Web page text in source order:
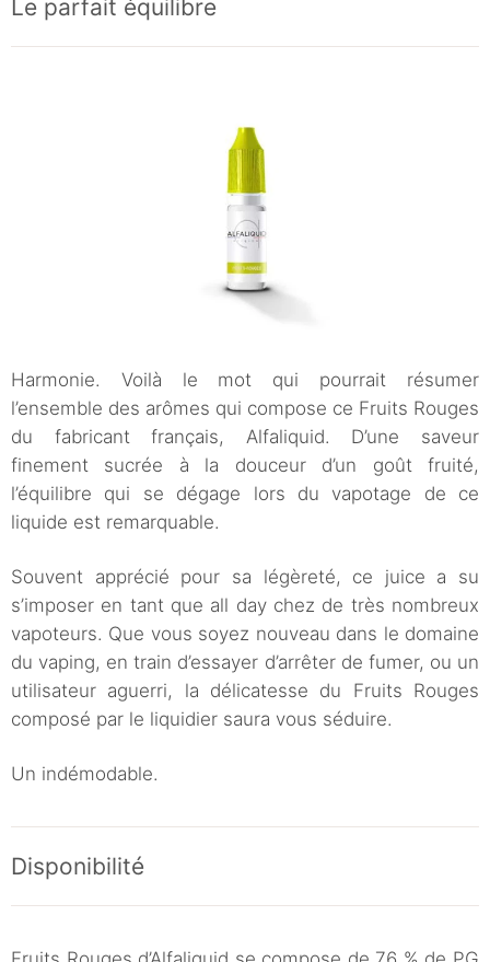
Le parfait équilibre
Harmonie. Voilà le mot qui pourrait résumer
l’ensemble des arômes qui compose ce Fruits Rouges
du fabricant français, Alfaliquid. D’une saveur
finement sucrée à la douceur d’un goût fruité,
l’équilibre qui se dégage lors du vapotage de ce
liquide est remarquable.
Souvent apprécié pour sa légèreté, ce juice a su
s’imposer en tant que all day chez de très nombreux
vapoteurs. Que vous soyez nouveau dans le domaine
du vaping, en train d’essayer d’arrêter de fumer, ou un
utilisateur aguerri, la délicatesse du Fruits Rouges
composé par le liquidier saura vous séduire.
Un indémodable.
Disponibilité